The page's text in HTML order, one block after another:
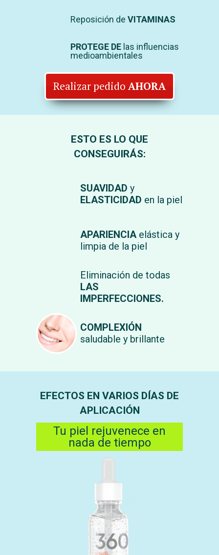
Reposición de VITAMINAS
PROTEGE DE las influencias
medioambientales
Realizar pedidoAHORA
ESTO ES LO QUE
CONSEGUIRÁS:
SUAVIDAD y
ELASTICIDAD en la piel
APARIENCIA elástica y
limpia de la piel
Eliminación de todas
LAS
IMPERFECCIONES.
COMPLEXIÓN
saludable y brillante
EFECTOS EN VARIOS DÍAS DE
APLICACIÓN
Tu piel rejuvenece en
nada de tiempo